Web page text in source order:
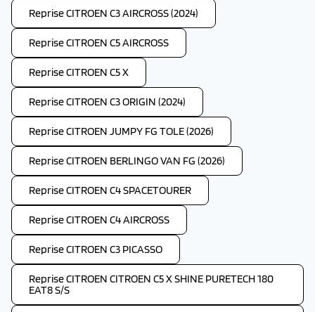
Reprise CITROEN C3 AIRCROSS (2024)
Reprise CITROEN C5 AIRCROSS
Reprise CITROEN C5 X
Reprise CITROEN C3 ORIGIN (2024)
Reprise CITROEN JUMPY FG TOLE (2026)
Reprise CITROEN BERLINGO VAN FG (2026)
Reprise CITROEN C4 SPACETOURER
Reprise CITROEN C4 AIRCROSS
Reprise CITROEN C3 PICASSO
Reprise CITROEN CITROEN C5 X SHINE PURETECH 180
EAT8 S/S